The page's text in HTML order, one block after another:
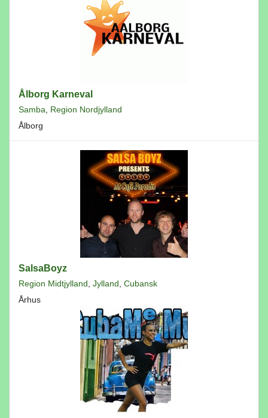
Ålborg Karneval
Samba
Region Nordjylland
Ålborg
SalsaBoyz
Region Midtjylland Jylland Cubansk
Århus